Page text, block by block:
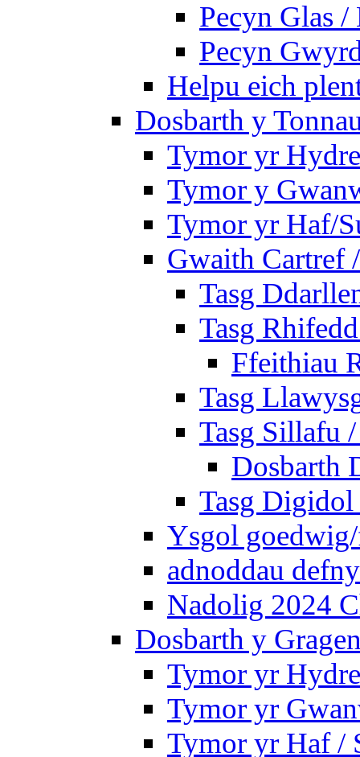
Pecyn Glas /
Pecyn
Helpu eich
Dosbarth y
Tymor yr
Tymor y
Tymor yr Haf/
Gwaith Cartref
Tasg
Tasg
Ffeithiau
Tasg
Tasg Sillafu
Dosbarth
Tasg
Ysgol
adnoddau
Nadolig 2024
Dosbarth y
Tymor yr
Tymor yr
Tymor yr Haf /